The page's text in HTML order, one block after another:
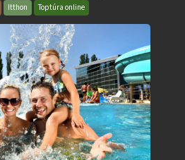
Itthon Toptúra online